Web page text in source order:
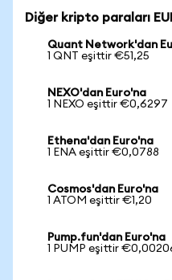
Diğer kripto paraları
Quant Network'dan
1 QNT eşittir €51,25
NEXO'dan Euro'na
1 NEXO eşittir €0,6297
Ethena'dan Euro'na
1 ENA eşittir €0,0788
Cosmos'dan Euro'na
1 ATOM eşittir €1,20
Pump.fun'dan Euro'na
1 PUMP eşittir